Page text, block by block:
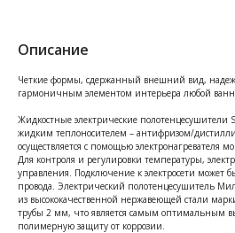
Описание
Четкие формы, сдержанный внешний вид,
гармоничным элементом интерьера любой
Жидкостные электрические полотенцесушители
жидким теплоносителем – антифризом/
осуществляется с помощью электронагревателя
Для контроля и регулировки температуры,
управления. Подключение к электросети
провода. Электрический полотенцесушитель
из высококачественной нержавеющей стали
трубы 2 мм, что является самым оптимальным
полимерную защиту от коррозии.